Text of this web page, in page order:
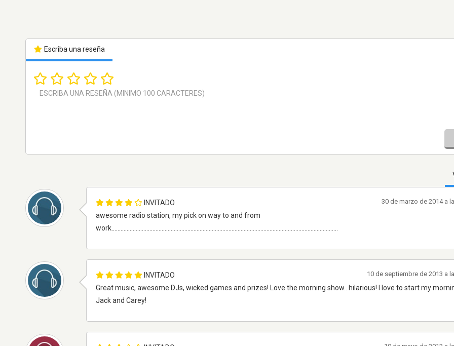
Escriba una reseña
INVITADO
awesome radio station, my pick on way to and from
work.....................................................................................................................................................
30 de marzo de 2014 a
INVITADO
Great music, awesome DJs, wicked games and prizes! Love the morning show.. hilarious! I love to start my
Jack and Carey!
10 de septiembre de 2013 a